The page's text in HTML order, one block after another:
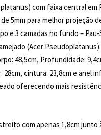
com faixa central em
5mm para melhor projeção
e 3 camadas no fundo –
(Acer Pseudoplatanus).
48,5cm, Profundidade:
cintura: 23,8cm e anel
oferecendo mais
com apenas 1,8cm junto